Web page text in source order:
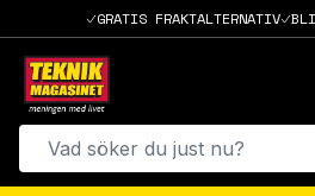
GRATIS FRAKTALTERNATIV